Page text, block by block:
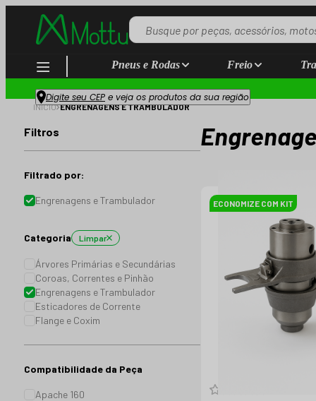
Pneus e Rodas Freio
Digite seu CEP e veja os produtos da sua região
INÍCIO ENGRENAGENS E TRAMBULADOR
Filtros
Filtrado por:
Engrenagens e Trambulador
Categoria Limpar
Árvores Primárias e Secundárias
Coroas, Correntes e Pinhão
Engrenagens e Trambulador
Esticadores de Corrente
Flange e Coxim
Compatibilidade da Peça
Apache 160
ECONOMIZE COM KIT